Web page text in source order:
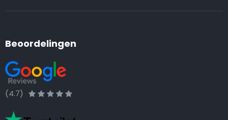
Beoordelingen
(4.7)